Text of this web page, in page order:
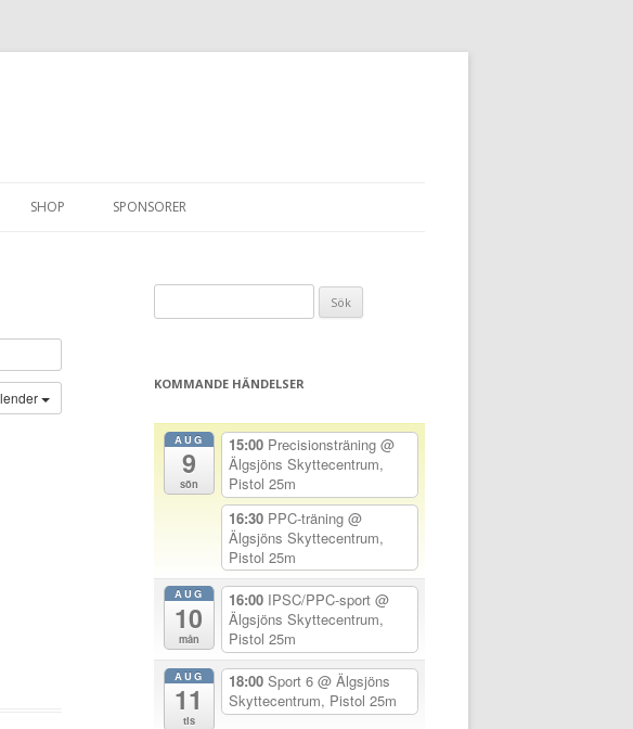
SHOP SPONSORER
efter:
KOMMANDE HÄNDELSER
AUG
9
sön
15:00 Precisionsträning @
Älgsjöns Skyttecentrum,
Pistol 25m
16:30 PPC-träning @
Älgsjöns Skyttecentrum,
Pistol 25m
AUG
10
mån
16:00 IPSC/PPC-sport @
Älgsjöns Skyttecentrum,
Pistol 25m
AUG
11
tis
18:00 Sport 6 @ Älgsjöns
Skyttecentrum, Pistol 25m